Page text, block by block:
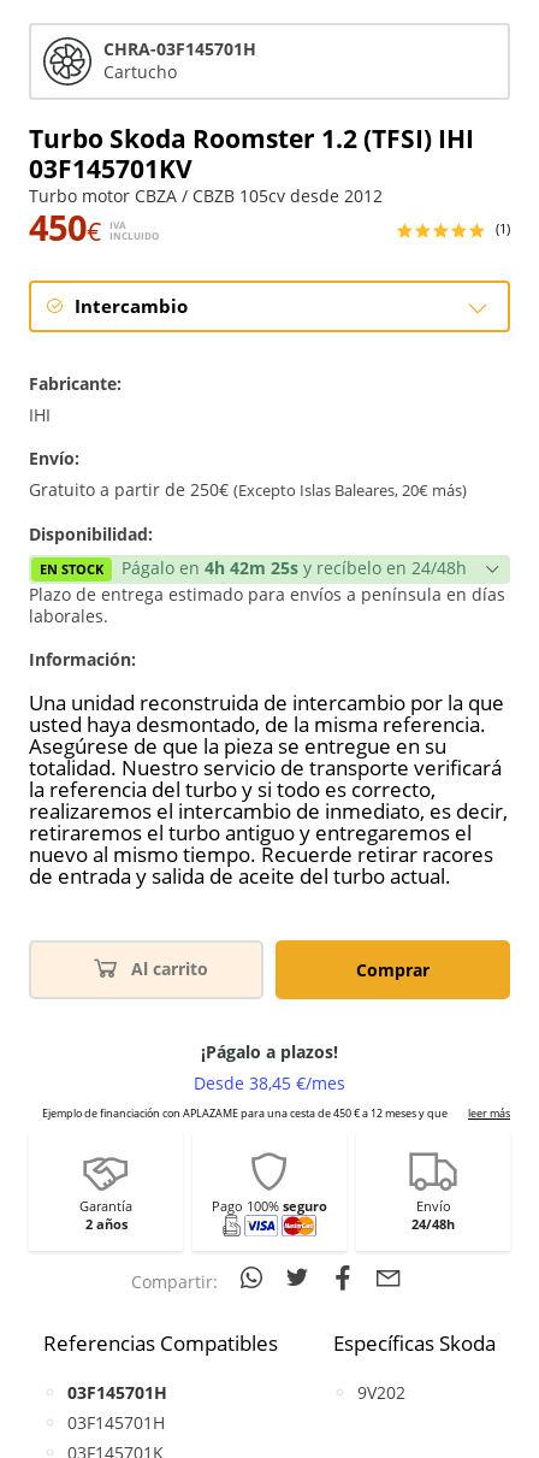
Turbo Skoda Roomster 1.2 (TFSI) IHI
03F145701KV
Turbo motor CBZA / CBZB 105cv desde 2012
450€
IVA
INCLUIDO
(1)
Intercambio
Fabricante:
IHI
Envío:
Gratuito a partir de 250€ (Excepto Islas Baleares, 20€ más)
Disponibilidad:
EN STOCK Págalo en 4h 42m 25s y recíbelo en 24/48h
Plazo de entrega estimado para envíos a península en días
laborales.
Información:
Una unidad reconstruida de intercambio por la que
usted haya desmontado, de la misma referencia.
Asegúrese de que la pieza se entregue en su
totalidad. Nuestro servicio de transporte verificará
la referencia del turbo y si todo es correcto,
realizaremos el intercambio de inmediato, es decir,
retiraremos el turbo antiguo y entregaremos el
nuevo al mismo tiempo. Recuerde retirar racores
de entrada y salida de aceite del turbo actual.
Al carrito Comprar
Garantía
2 años
Pago 100% seguro
Envío
24/48h
Compartir:
CHRA-03F145701H
Cartucho
Referencias Compatibles
03F145701H
03F145701H
03F145701K
Específicas Skoda
9V202